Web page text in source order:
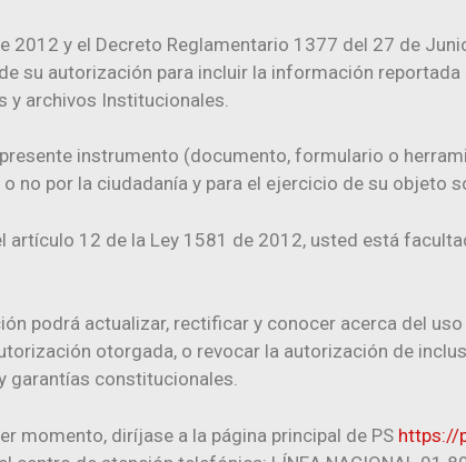
2012 y el Decreto Reglamentario 1377 del 27 de
su autorización para incluir la información
y archivos Institucionales.
instrumento (documento, formulario o
no por la ciudadanía y para el ejercicio de su objeto
artículo 12 de la Ley 1581 de 2012, usted está
podrá actualizar, rectificar y conocer acerca del
otorgada, o revocar la autorización de
garantías constitucionales.
momento, diríjase a la página principal de PS https://